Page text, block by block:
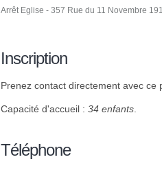
Arrêt Eglise - 357 Rue du 11 Novembre
Inscription
Prenez contact directement avec
Capacité d'accueil : 34 enfants.
Téléphone